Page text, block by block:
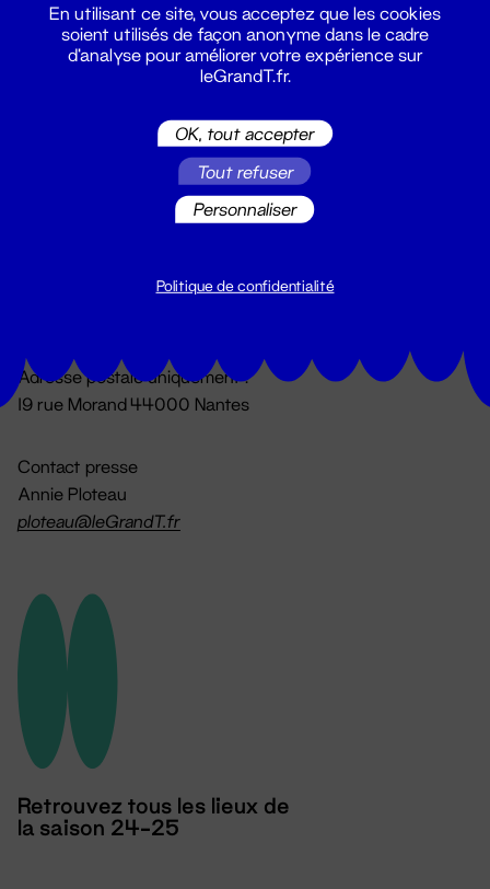
Du lundi au vendredi 14h → 18h
Adresse postale uniquement :
19 rue Morand 44000 Nantes
Contact presse
Annie Ploteau
ploteau@leGrandT.fr
Retrouvez tous les lieux de
la saison 24-25
En utilisant ce site, vous acceptez que les cookies
soient utilisés de façon anonyme dans le cadre
d'analyse pour améliorer votre expérience sur
leGrandT.fr.
OK, tout accepter
Tout refuser
Personnaliser
Politique de confidentialité